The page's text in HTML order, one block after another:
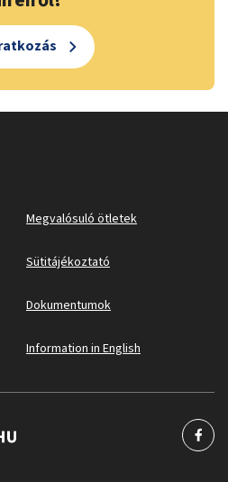
Megvalósuló ötletek
Sütitájékoztató
Dokumentumok
Information in English